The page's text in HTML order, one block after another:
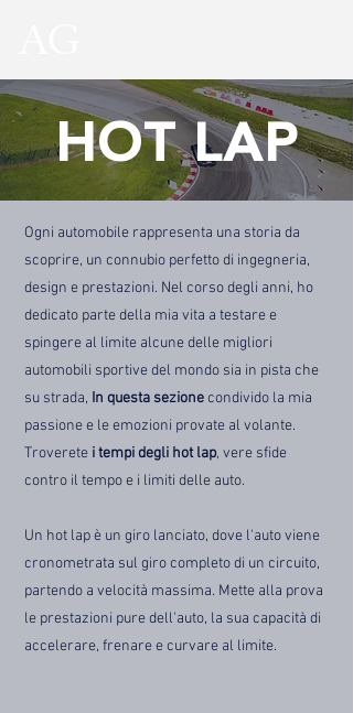
HOT LAP
Ogni automobile rappresenta una storia da
scoprire, un connubio perfetto di ingegneria,
design e prestazioni. Nel corso degli anni, ho
dedicato parte della mia vita a testare e
spingere al limite alcune delle migliori
automobili sportive del mondo sia in pista che
su strada, In questa sezionecondivido la mia
passione e le emozioni provate al volante.
Troverete i tempi degli hot lap, vere sfide
contro il tempo e i limiti delle auto.
Un hot lap è un giro lanciato, dove l'auto viene
cronometrata sul giro completo di un circuito,
partendo a velocità massima. Mette alla prova
le prestazioni pure dell'auto, la sua capacità di
accelerare, frenare e curvare al limite.